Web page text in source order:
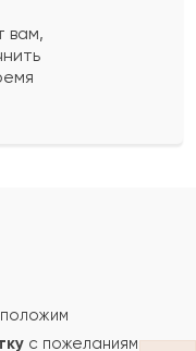
вам,
с пожеланиями